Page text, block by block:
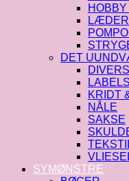
DET
LABELS
KRIDT
NÅLE
SAKSE
SYMØNSTRE